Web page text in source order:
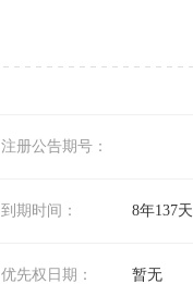
注册公告期号：
到期时间： 8年137天
优先权日期： 暂无